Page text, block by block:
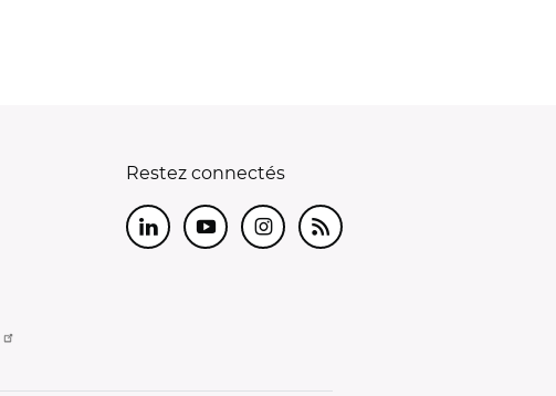
Restez connectés
LinkedInYoutubeInstagram
RSS